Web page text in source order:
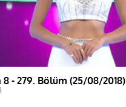
8 - 279. Bölüm (25/08/2018)